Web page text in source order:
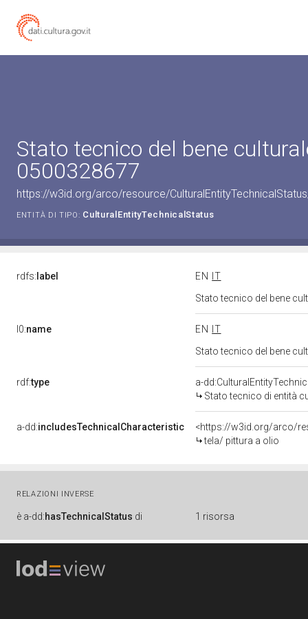
Stato tecnico del bene
0500328677
https://w3id.org/arco/resource/
ENTITÀ DI TIPO: CulturalEntityTechnicalStatus
rdfs: label EN
IT
Stato tecnico del bene
l0:name EN
IT
Stato tecnico del bene
rdf:type
a-
Stato tecnico di entità
a-dd:includesTechnicalCharacteristic
<https://w3id.org/arco/
tela/ pittura a olio
RELAZIONI INVERSE
è a-dd:hasTechnicalStatus di 1 risorsa